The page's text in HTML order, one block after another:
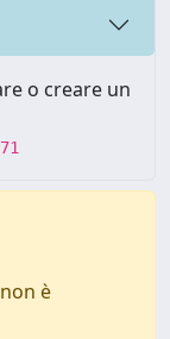
o creare un
è